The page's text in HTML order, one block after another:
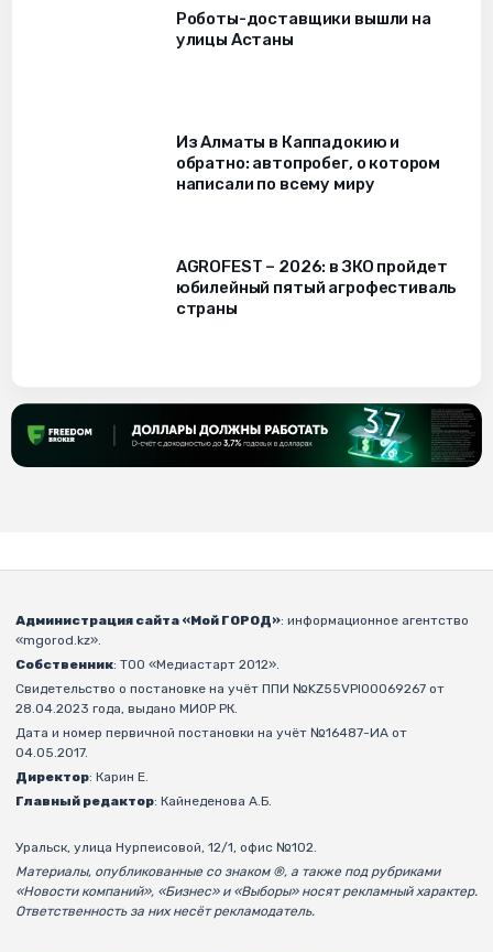
Роботы-доставщики вышли на
улицы Астаны
Из Алматы в Каппадокию и
обратно: автопробег, о котором
написали по всему миру
AGROFEST – 2026: в ЗКО пройдет
юбилейный пятый агрофестиваль
страны
Администрация сайта «Мой ГОРОД»: информационное агентство
«mgorod.kz».
Собственник: ТОО «Медиастарт 2012».
Свидетельство о постановке на учёт ППИ №KZ55VPI00069267 от
28.04.2023 года, выдано МИОР РК.
Дата и номер первичной постановки на учёт №16487-ИА от
04.05.2017.
Директор: Карин Е.
Главный редактор: Кайнеденова А.Б.
Уральск, улица Нурпеисовой, 12/1, офис №102.
Материалы, опубликованные со знаком ®, а также под рубриками
«Новости компаний», «Бизнес» и «Выборы» носят рекламный характер.
Ответственность за них несёт рекламодатель.